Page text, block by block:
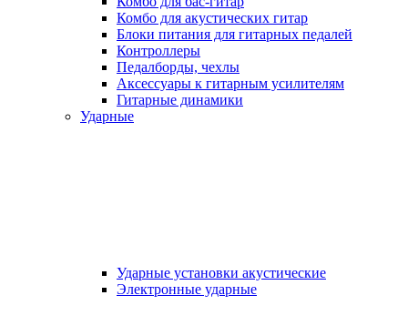
Комбо для акустических гитар
Блоки питания для гитарных педалей
Контроллеры
Педалборды, чехлы
Аксеcсуары к гитарным усилителям
Гитарные динамики
Ударные
Ударные установки акустические
Электронные ударные